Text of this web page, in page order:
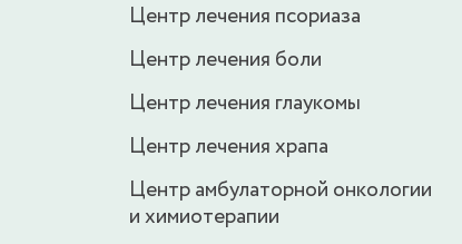
Центр лечения псориаза
Центр лечения боли
Центр лечения глаукомы
Центр лечения храпа
Центр амбулаторной онкологии
и химиотерапии